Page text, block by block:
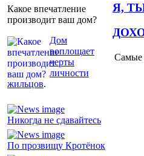
Какое впечатление
производит ваш дом?
Дом
воплощает
черты
личности
жильцов.
Я,
Никогда не сдавайтесь
По прозвищу Кротёнок
Самые